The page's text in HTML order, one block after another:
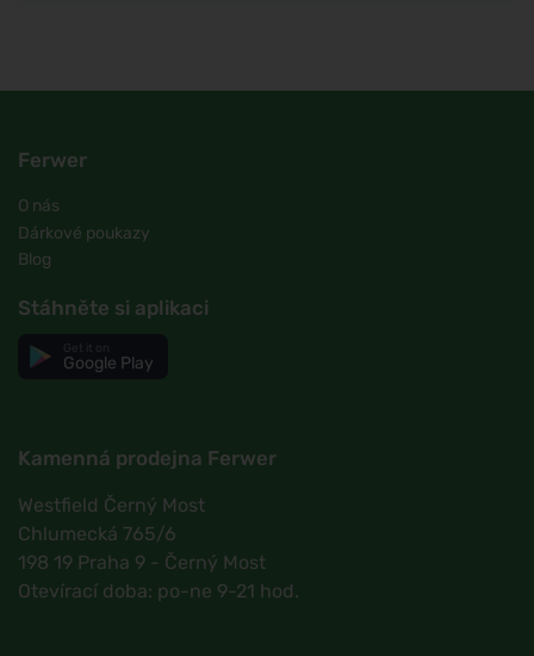
Ferwer
O nás
Dárkové poukazy
Blog
Stáhněte si aplikaci
Google Play
Kamenná prodejna Ferwer
Westfield Černý Most
Chlumecká 765/6
198 19 Praha 9 - Černý Most
Otevírací doba: po-ne 9-21 hod.